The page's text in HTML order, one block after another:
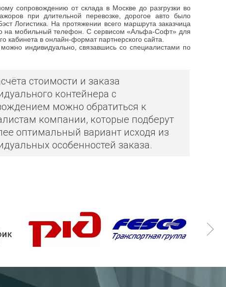
сопровождению от склада в Москве до разгрузки во
при длительной перевозке, дорогое авто было
Логистика. На протяжении всего маршрута заказчица
на мобильный телефон. С сервисом «Альфа-Софт» для
кабинета в онлайн-формат партнерского сайта.
индивидуально, связавшись со специалистами по
стоимости и заказа
контейнера с
можно обратиться к
компании, которые подберут
оптимальный вариант исходя из
особенностей заказа.